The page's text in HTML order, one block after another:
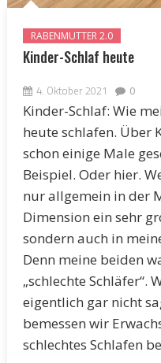
RABENMUTTER 2.0
Kinder-Schlaf heute
4. Oktober 2021 0
Kinder-Schlaf: Wie
heute schlafen. Über
schon einige Male
Beispiel. Oder hier.
nur allgemein in der
Dimension ein sehr
sondern auch in
Denn meine beiden
„schlechte Schläfer“.
eigentlich gar nicht
bemessen wir
schlechtes Schlafen